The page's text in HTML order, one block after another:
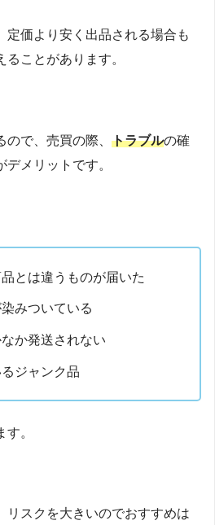
定価より安く出品される場合も
ことがあります。
で、売買の際、 トラブルの確
メリットです。
とは違うものが届いた
みついている
か発送されない
ジャンク品
。
リスクを大きいのでおすすめは